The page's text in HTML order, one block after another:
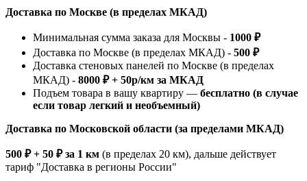
Доставка по Москве (в пределах МКАД)
Минимальная сумма заказа для Москвы - 1000 ₽
Доставка по Москве (в пределах МКАД) - 500 ₽
Доставка стеновых панелей по Москве (в пределах
МКАД) - 8000 ₽ + 50р/км за МКАД
Подъем товара в вашу квартиру — бесплатно (в случае
если товар легкий и необъемный)
Доставка по Московской области (за пределами МКАД)
500 ₽ + 50 ₽ за 1 км (в пределах 20 км), дальше действует
тариф "Доставка в регионы России"